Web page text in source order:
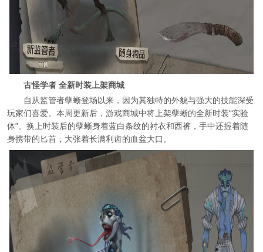
古怪学者 全新时装上架商城
自从监管者孽蜥登场以来，因为其独特的外貌与强大的技能深受
玩家们喜爱。本周更新后，游戏商城中将上架孽蜥的全新时装“实验
体”。换上时装后的孽蜥身着蓝白条纹的衬衣和西裤，手中还握着随
身携带的匕首，大张着长满利齿的血盆大口。